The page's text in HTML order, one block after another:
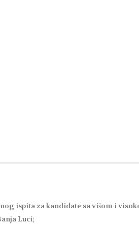
ispita za kandidate sa višom i
Luci;